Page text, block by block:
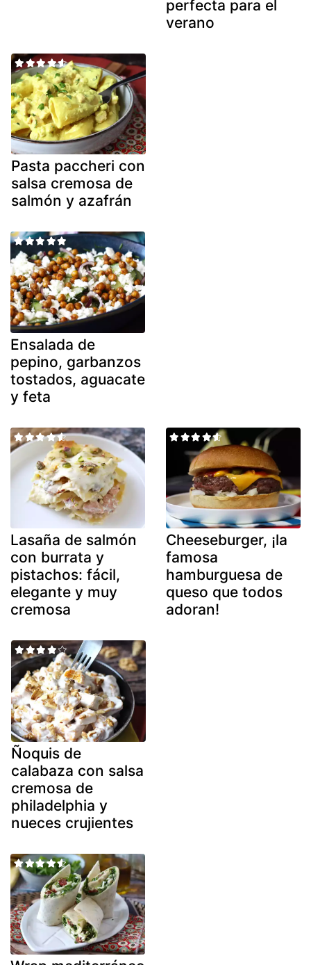
perfecta para el
verano
Pasta paccheri con
salsa cremosa de
salmón y azafrán
Ensalada de
pepino, garbanzos
tostados, aguacate
y feta
Lasaña de salmón
con burrata y
pistachos: fácil,
elegante y muy
cremosa
Cheeseburger, ¡la
famosa
hamburguesa de
queso que todos
adoran!
Ñoquis de
calabaza con salsa
cremosa de
philadelphia y
nueces crujientes